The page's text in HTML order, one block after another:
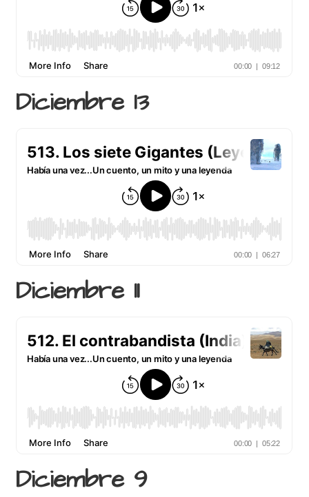
Diciembre 13
Diciembre 11
Diciembre 9